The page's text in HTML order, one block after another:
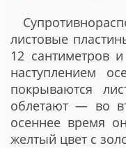
листовые
12 сантиметров
наступлением
покрываются
облетают — во
осеннее время
желтый цвет с